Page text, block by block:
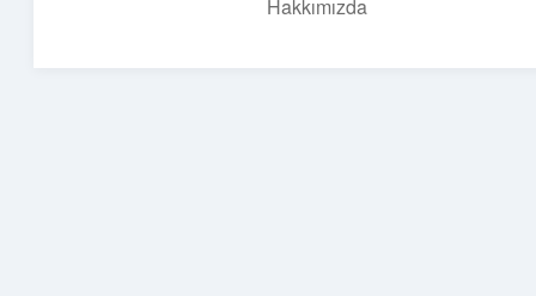
Hakkımızda